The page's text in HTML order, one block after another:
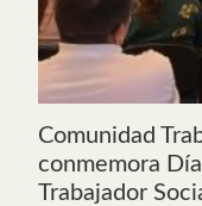
Comunidad
conmemora
Trabajador